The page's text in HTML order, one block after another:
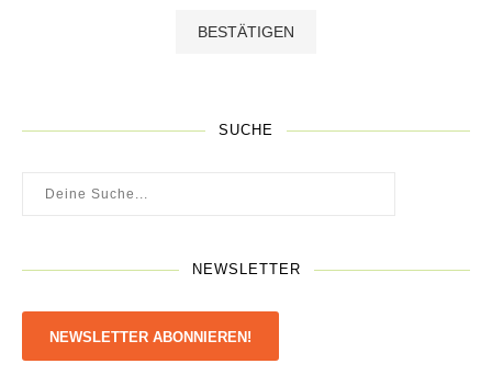
SUCHE
NEWSLETTER
NEWSLETTER ABONNIEREN!